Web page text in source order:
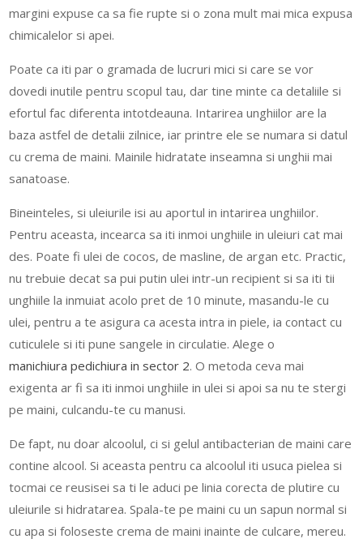
margini expuse ca sa fie rupte si o zona mult mai mica expusa
chimicalelor si apei.
Poate ca iti par o gramada de lucruri mici si care se vor
dovedi inutile pentru scopul tau, dar tine minte ca detaliile si
efortul fac diferenta intotdeauna. Intarirea unghiilor are la
baza astfel de detalii zilnice, iar printre ele se numara si datul
cu crema de maini. Mainile hidratate inseamna si unghii mai
sanatoase.
Bineinteles, si uleiurile isi au aportul in intarirea unghiilor.
Pentru aceasta, incearca sa iti inmoi unghiile in uleiuri cat mai
des. Poate fi ulei de cocos, de masline, de argan etc. Practic,
nu trebuie decat sa pui putin ulei intr-un recipient si sa iti tii
unghiile la inmuiat acolo pret de 10 minute, masandu-le cu
ulei, pentru a te asigura ca acesta intra in piele, ia contact cu
cuticulele si iti pune sangele in circulatie. Alege o
manichiura pedichiura in sector 2. O metoda ceva mai
exigenta ar fi sa iti inmoi unghiile in ulei si apoi sa nu te stergi
pe maini, culcandu-te cu manusi.
De fapt, nu doar alcoolul, ci si gelul antibacterian de maini care
contine alcool. Si aceasta pentru ca alcoolul iti usuca pielea si
tocmai ce reusisei sa ti le aduci pe linia corecta de plutire cu
uleiurile si hidratarea. Spala-te pe maini cu un sapun normal si
cu apa si foloseste crema de maini inainte de culcare, mereu.